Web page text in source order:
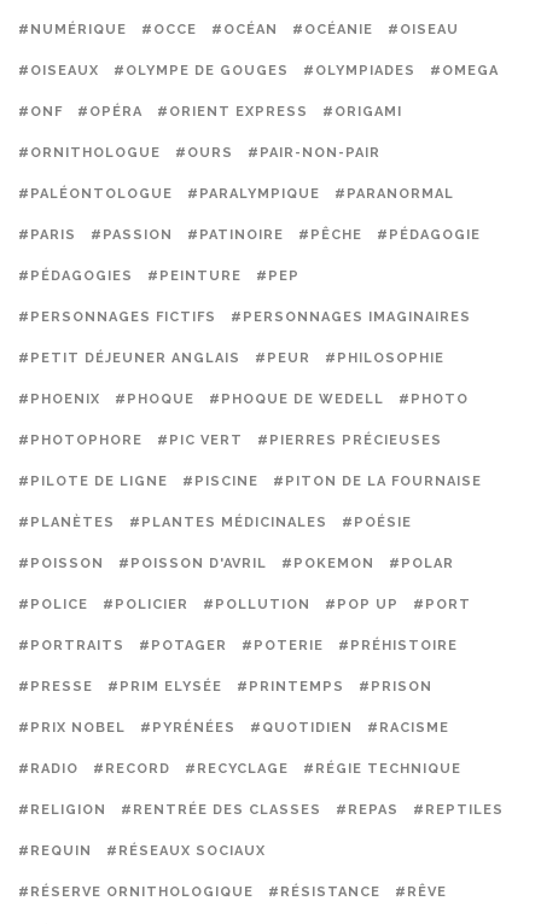
#NUMÉRIQUE #OCCE #OCÉAN #OCÉANIE #OISEAU
#OISEAUX #OLYMPE DE GOUGES #OLYMPIADES #OMEGA
#ONF #OPÉRA #ORIENT EXPRESS #ORIGAMI
#ORNITHOLOGUE #OURS #PAIR-NON-PAIR
#PALÉONTOLOGUE #PARALYMPIQUE #PARANORMAL
#PARIS #PASSION #PATINOIRE #PÊCHE #PÉDAGOGIE
#PÉDAGOGIES #PEINTURE #PEP
#PERSONNAGES FICTIFS #PERSONNAGES IMAGINAIRES
#PETIT DÉJEUNER ANGLAIS #PEUR #PHILOSOPHIE
#PHOENIX #PHOQUE #PHOQUE DE WEDELL #PHOTO
#PHOTOPHORE #PIC VERT #PIERRES PRÉCIEUSES
#PILOTE DE LIGNE #PISCINE #PITON DE LA FOURNAISE
#PLANÈTES #PLANTES MÉDICINALES #POÉSIE
#POISSON #POISSON D'AVRIL #POKEMON #POLAR
#POLICE #POLICIER #POLLUTION #POP UP #PORT
#PORTRAITS #POTAGER #POTERIE #PRÉHISTOIRE
#PRESSE #PRIM ELYSÉE #PRINTEMPS #PRISON
#PRIX NOBEL #PYRÉNÉES #QUOTIDIEN #RACISME
#RADIO #RECORD #RECYCLAGE #RÉGIE TECHNIQUE
#RELIGION #RENTRÉE DES CLASSES #REPAS #REPTILES
#REQUIN #RÉSEAUX SOCIAUX
#RÉSERVE ORNITHOLOGIQUE #RÉSISTANCE #RÊVE